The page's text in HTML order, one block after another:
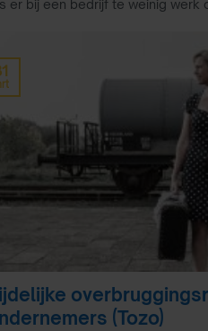
er bij een bedrijf te weinig werk
(Tozo)